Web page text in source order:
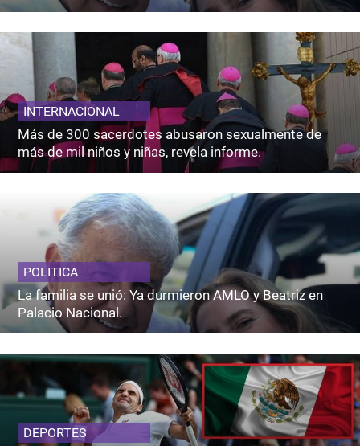
INTERNACIONAL
Más de 300 sacerdotes abusaron sexualmente de
más de mil niños y niñas, revela informe.
POLITICA
La familia se unió: Ya durmieron AMLO y Beatriz en
Palacio Nacional.
DEPORTES